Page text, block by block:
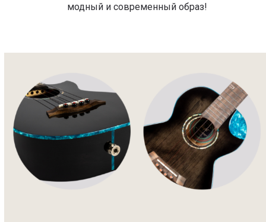
модный и современный образ!